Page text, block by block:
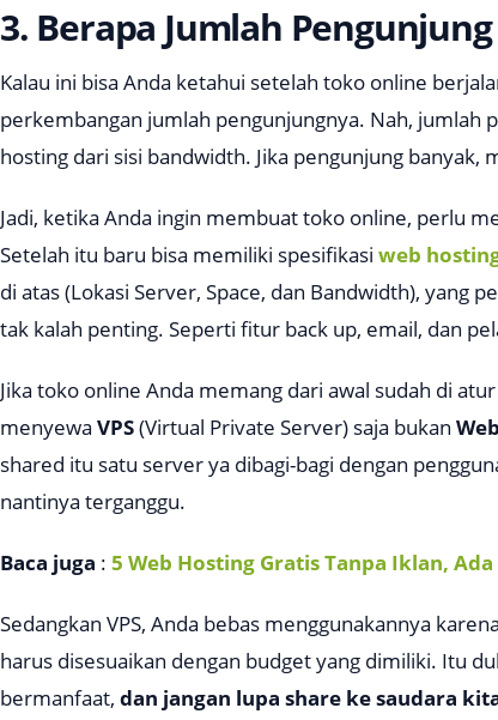
3. Berapa Jumlah
Kalau ini bisa Anda ketahui setelah toko online
perkembangan jumlah pengunjungnya. Nah, jumlah
hosting dari sisi bandwidth. Jika pengunjung banyak,
Jadi, ketika Anda ingin membuat toko online, perlu
Setelah itu baru bisa memiliki spesifikasi web
di atas (Lokasi Server, Space, dan Bandwidth), yang
tak kalah penting. Seperti fitur back up, email, dan
Jika toko online Anda memang dari awal sudah di
menyewa VPS(Virtual Private Server) saja bukan
shared itu satu server ya dibagi-bagi dengan
nantinya terganggu.
Baca juga : 5 Web Hosting Gratis Tanpa Iklan, Ada
Sedangkan VPS, Anda bebas menggunakannya
harus disesuaikan dengan budget yang dimiliki. Itu
bermanfaat, dan jangan lupa share ke saudara